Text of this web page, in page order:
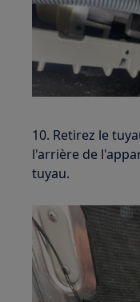
10. Retirez le
l'arrière de
tuyau.